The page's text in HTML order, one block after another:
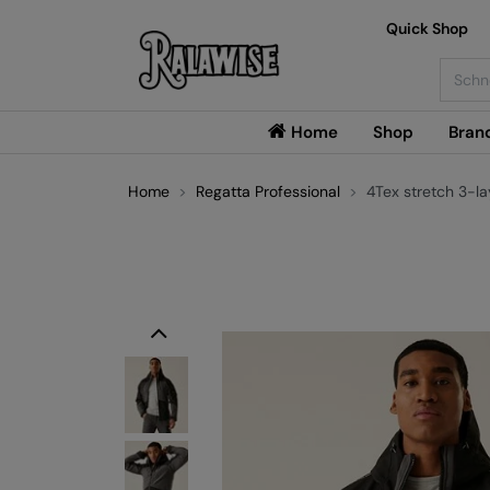
Home Shop
Quick Shop
Home Regatta Professional 4Tex stretch 3-
Previous